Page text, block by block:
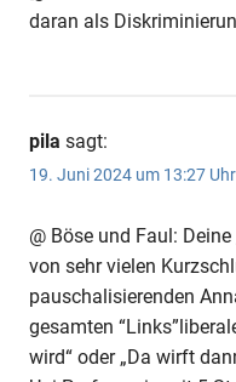
daran als
pila sagt:
19. Juni 2024 um 13:27 Uhr
@ Böse und Faul:
von sehr vielen
pauschalisierenden
gesamten
wird“ oder „Da wirft